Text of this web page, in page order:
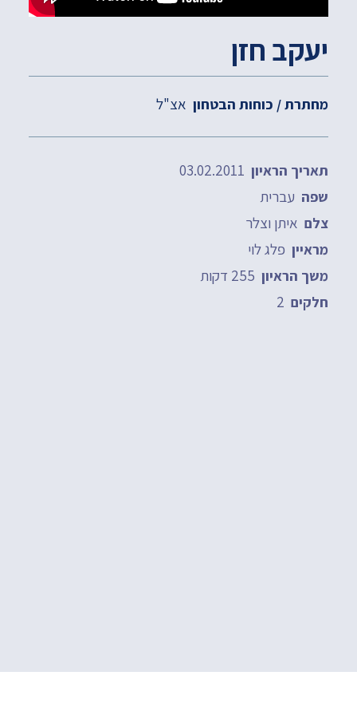
יעקב חזן
מחתרת / כוחות הבטחון אצ"ל
תאריך הראיון
שפה עברית
צלם איתן וצלר
מראיין פלג לוי
משך הראיון
חלקים